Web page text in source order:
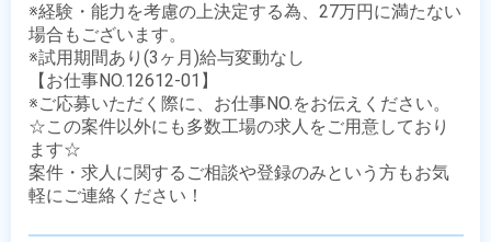
※経験・能力を考慮の上決定する為、27万円に満たない
場合もございます。
※試用期間あり(3ヶ月)給与変動なし
【お仕事NO.12612-01】
※ご応募いただく際に、お仕事NO.をお伝えください。
☆この案件以外にも多数工場の求人をご用意しており
ます☆
案件・求人に関するご相談や登録のみという方もお気
軽にご連絡ください！